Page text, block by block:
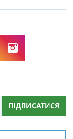
ПІДПИСАТИСЯ